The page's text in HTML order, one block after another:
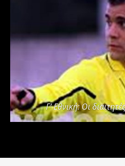
Γ’ Εθνική: Οι